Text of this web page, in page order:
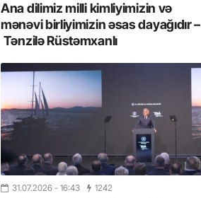
Ana dilimiz milli kimliyimizin və
mənəvi birliyimizin əsas dayağıdır –
Tənzilə Rüstəmxanlı
31.07.2026 - 16:43 1242